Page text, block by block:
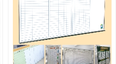
ライトパネル
Light Panel
ポスターフレーム
Poster Frame